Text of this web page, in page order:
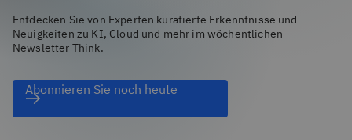
Entdecken Sie von Experten kuratierte Erkenntnisse und
Neuigkeiten zu KI, Cloud und mehr im wöchentlichen
Newsletter Think.
Abonnieren Sie noch heute